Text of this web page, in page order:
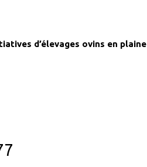
d’élevages ovins en plaine